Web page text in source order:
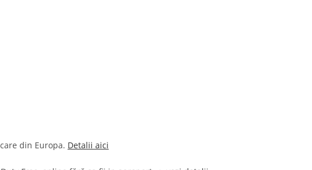
din Europa. Detalii aici